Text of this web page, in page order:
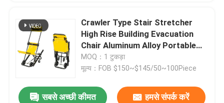
Crawler Type Stair Stretcher
High Rise Building Evacuation
Chair Aluminum Alloy Portable
Folding Stretcher
MOQ：1 टुकड़ा
मूल्य：FOB $150~$145/50~100Piece
सबसे अच्छी कीमत हमसे संपर्क करें